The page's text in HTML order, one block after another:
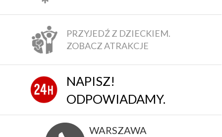
PRZYJEDŹ Z DZIECKIEM.
ZOBACZ ATRAKCJE
NAPISZ!
ODPOWIADAMY.
WARSZAWA